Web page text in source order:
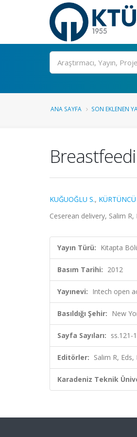
Ara
ANA SAYFA SON EKLENEN
KUĞUOĞLU S.,
Ceserean delivery, Salim
Yayın Türü: Kitapta
Basım Tarihi: 2012
Yayınevi: Intech open
Basıldığı Şehir: New
Sayfa Sayıları: ss.121-
Editörler: Salim R, Eds,
Karadeniz Teknik